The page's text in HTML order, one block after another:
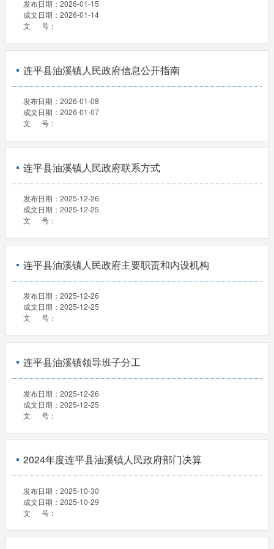
发布日期： 2026-01-15
成文日期： 2026-01-14
文 号：
连平县油溪镇人民政府信息公开指南
发布日期： 2026-01-08
成文日期： 2026-01-07
文 号：
连平县油溪镇人民政府联系方式
发布日期： 2025-12-26
成文日期： 2025-12-25
文 号：
连平县油溪镇人民政府主要职责和内设机构
发布日期： 2025-12-26
成文日期： 2025-12-25
文 号：
连平县油溪镇领导班子分工
发布日期： 2025-12-26
成文日期： 2025-12-25
文 号：
2024年度连平县油溪镇人民政府部门决算
发布日期： 2025-10-30
成文日期： 2025-10-29
文 号：